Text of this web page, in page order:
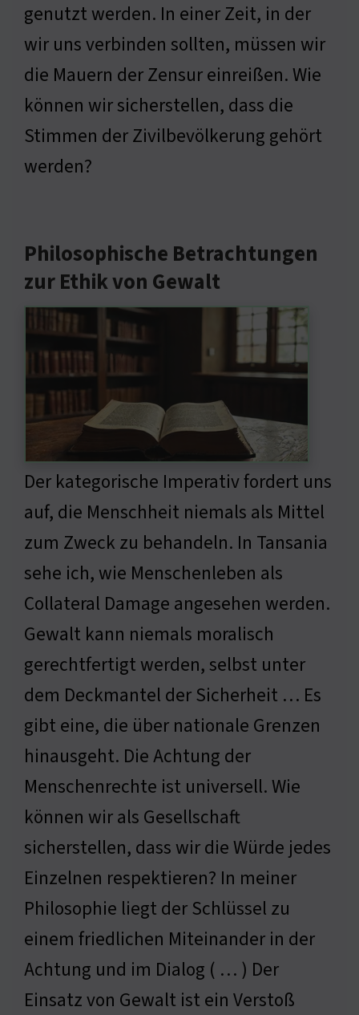
genutzt werden. In einer Zeit, in der
wir uns verbinden sollten, müssen wir
die Mauern der Zensur einreißen. Wie
können wir sicherstellen, dass die
Stimmen der Zivilbevölkerung gehört
werden?
Philosophische Betrachtungen
zur Ethik von Gewalt
Der kategorische Imperativ fordert uns
auf, die Menschheit niemals als Mittel
zum Zweck zu behandeln. In Tansania
sehe ich, wie Menschenleben als
Collateral Damage angesehen werden.
Gewalt kann niemals moralisch
gerechtfertigt werden, selbst unter
dem Deckmantel der Sicherheit … Es
gibt eine, die über nationale Grenzen
hinausgeht. Die Achtung der
Menschenrechte ist universell. Wie
können wir als Gesellschaft
sicherstellen, dass wir die Würde jedes
Einzelnen respektieren? In meiner
Philosophie liegt der Schlüssel zu
einem friedlichen Miteinander in der
Achtung und im Dialog ( … ) Der
Einsatz von Gewalt ist ein Verstoß